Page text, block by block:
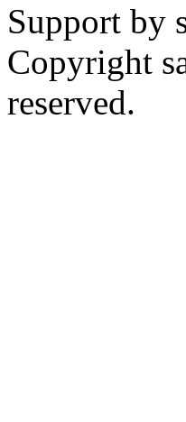
Support by
Copyright
reserved.